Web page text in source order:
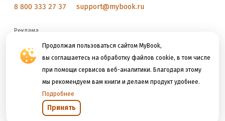
Продолжая пользоваться сайтом MyBook,
вы соглашаетесь на обработку файлов cookie, в том числе
при помощи сервисов веб-аналитики. Благодаря этому
мы рекомендуем вам книги и делаем продукт удобнее.
Подробнее
Принять
8 800 333 27 37 support@mybook.ru
Реклама
reklama@litres.ru
Мы принимаем к оплате
Открыть в приложении